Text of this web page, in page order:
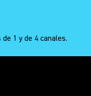
1 y de 4 canales.